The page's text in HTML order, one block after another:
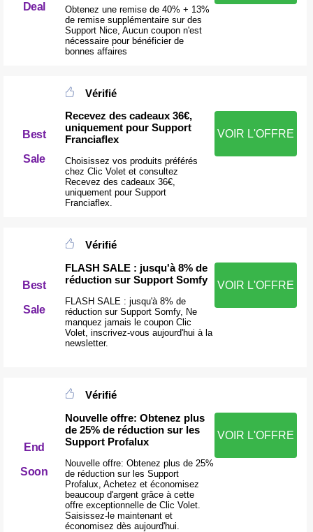
Deal
Obtenez une remise de 40% + 13%
de remise supplémentaire sur des
Support Nice, Aucun coupon n'est
nécessaire pour bénéficier de
bonnes affaires
Best
Sale
Vérifié
Recevez des cadeaux 36€,
uniquement pour Support
Franciaflex
Choisissez vos produits préférés
chez Clic Volet et consultez
Recevez des cadeaux 36€,
uniquement pour Support
Franciaflex.
VOIR L'OFFRE
Best
Sale
Vérifié
FLASH SALE : jusqu'à 8% de
réduction sur Support Somfy
FLASH SALE : jusqu'à 8% de
réduction sur Support Somfy, Ne
manquez jamais le coupon Clic
Volet, inscrivez-vous aujourd'hui à la
newsletter.
VOIR L'OFFRE
End
Soon
Vérifié
Nouvelle offre: Obtenez plus
de 25% de réduction sur les
Support Profalux
Nouvelle offre: Obtenez plus de 25%
de réduction sur les Support
Profalux, Achetez et économisez
beaucoup d'argent grâce à cette
offre exceptionnelle de Clic Volet.
Saisissez-le maintenant et
économisez dès aujourd'hui.
VOIR L'OFFRE